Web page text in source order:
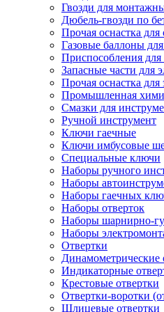
Гвозди для
Дюбель-гвозди по
Прочая оснастка
Газовые баллоны
Приспособления для
Запасные части для
Прочая оснастка для
Промышленная
Смазки для
Ручной инструмент
Ключи гаечные
Ключи имбусовые
Специальные ключи
Наборы ручного
Наборы
Наборы гаечных
Наборы отверток
Наборы шарнирно-
Наборы
Отвертки
Динамометрические
Индикаторные
Крестовые отвертки
Отвертки-воротки
Шлицевые отвертки